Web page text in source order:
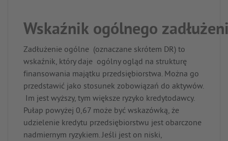
Wskaźnik ogólnego
Zadłużenie ogólne (oznaczane skrótem DR) to
wskaźnik, który daje ogólny ogląd na strukturę
finansowania majątku przedsiębiorstwa. Można go
przedstawić jako stosunek zobowiązań do aktywów.
Im jest wyższy, tym większe ryzyko kredytodawcy.
Pułap powyżej 0,67 może być wskazówką, że
udzielenie kredytu przedsiębiorstwu jest obarczone
nadmiernym ryzykiem. Jeśli jest on niski,